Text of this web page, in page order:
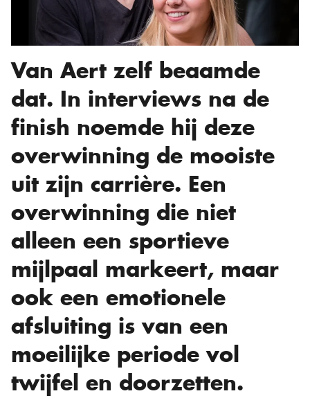
Van Aert zelf beaamde
dat. In interviews na de
finish noemde hij deze
overwinning de mooiste
uit zijn carrière. Een
overwinning die niet
alleen een sportieve
mijlpaal markeert, maar
ook een emotionele
afsluiting is van een
moeilijke periode vol
twijfel en doorzetten.